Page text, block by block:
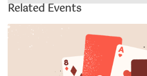
Related Events